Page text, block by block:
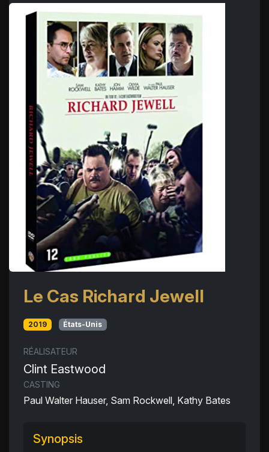
Le Cas Richard Jewell
2019 États-Unis
RÉALISATEUR
Clint Eastwood
CASTING
Paul Walter Hauser, Sam Rockwell, Kathy Bates
Synopsis